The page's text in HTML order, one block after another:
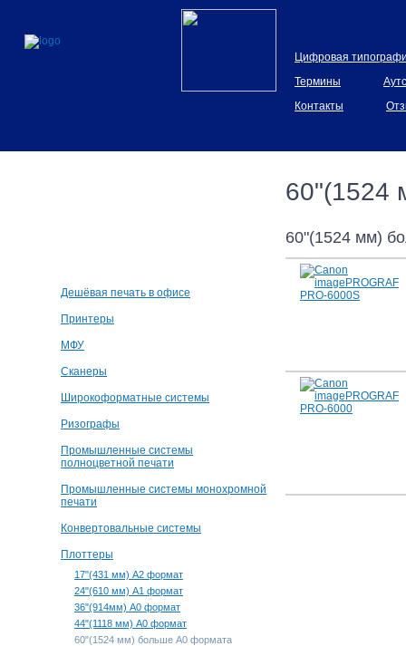
Цифровая
Термины
Контакты
Дешёвая печать в офисе
Принтеры
МФУ
Сканеры
Широкоформатные системы
Ризографы
Промышленные системы
полноцветной печати
Промышленные системы монохромной
печати
Конвертовальные системы
Плоттеры
17"(431 мм) А2 формат
24"(610 мм) А1 формат
36"(914мм) А0 формат
44"(1118 мм) А0 формат
60"(1524 мм) больше А0 формата
60"(1524
60"(1524 мм)